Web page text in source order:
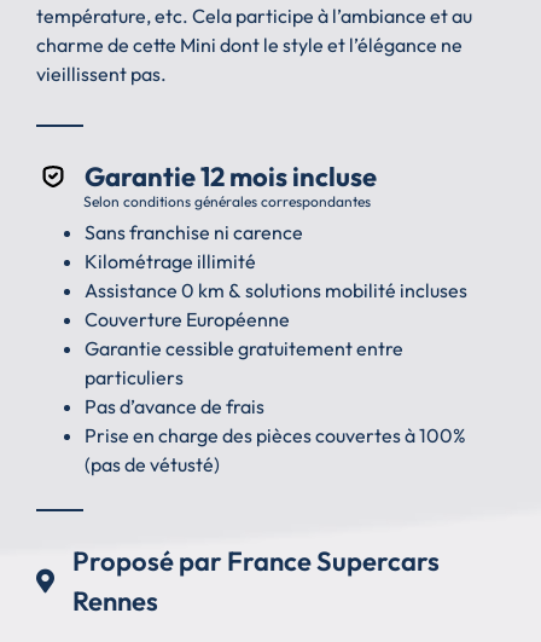
température, etc. Cela participe à l’ambiance et au
charme de cette Mini dont le style et l’élégance ne
vieillissent pas.
Garantie 12 mois incluse
Selon conditions générales correspondantes
Sans franchise ni carence
Kilométrage illimité
Assistance 0 km & solutions mobilité incluses
Couverture Européenne
Garantie cessible gratuitement entre
particuliers
Pas d’avance de frais
Prise en charge des pièces couvertes à 100%
(pas de vétusté)
Proposé par France Supercars
Rennes